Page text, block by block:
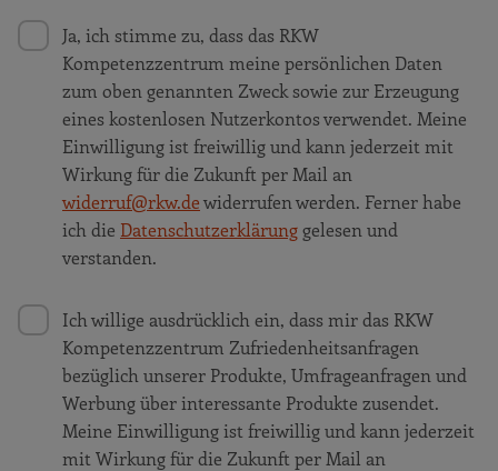
Ja, ich stimme zu, dass das RKW
Kompetenzzentrum meine persönlichen Daten
zum oben genannten Zweck sowie zur Erzeugung
eines kostenlosen Nutzerkontos verwendet. Meine
Einwilligung ist freiwillig und kann jederzeit mit
Wirkung für die Zukunft per Mail an
widerruf@rkw.dewiderrufen werden. Ferner habe
ich die Datenschutzerklärunggelesen und
verstanden.
Ich willige ausdrücklich ein, dass mir das RKW
Kompetenzzentrum Zufriedenheitsanfragen
bezüglich unserer Produkte, Umfrageanfragen und
Werbung über interessante Produkte zusendet.
Meine Einwilligung ist freiwillig und kann jederzeit
mit Wirkung für die Zukunft per Mail an